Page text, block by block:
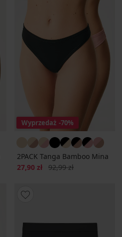
Wyprzedaż -70%
2PACK Tanga Bamboo Mina
Zniżka
27,90 zł Pierwotna cena
92,99 zł